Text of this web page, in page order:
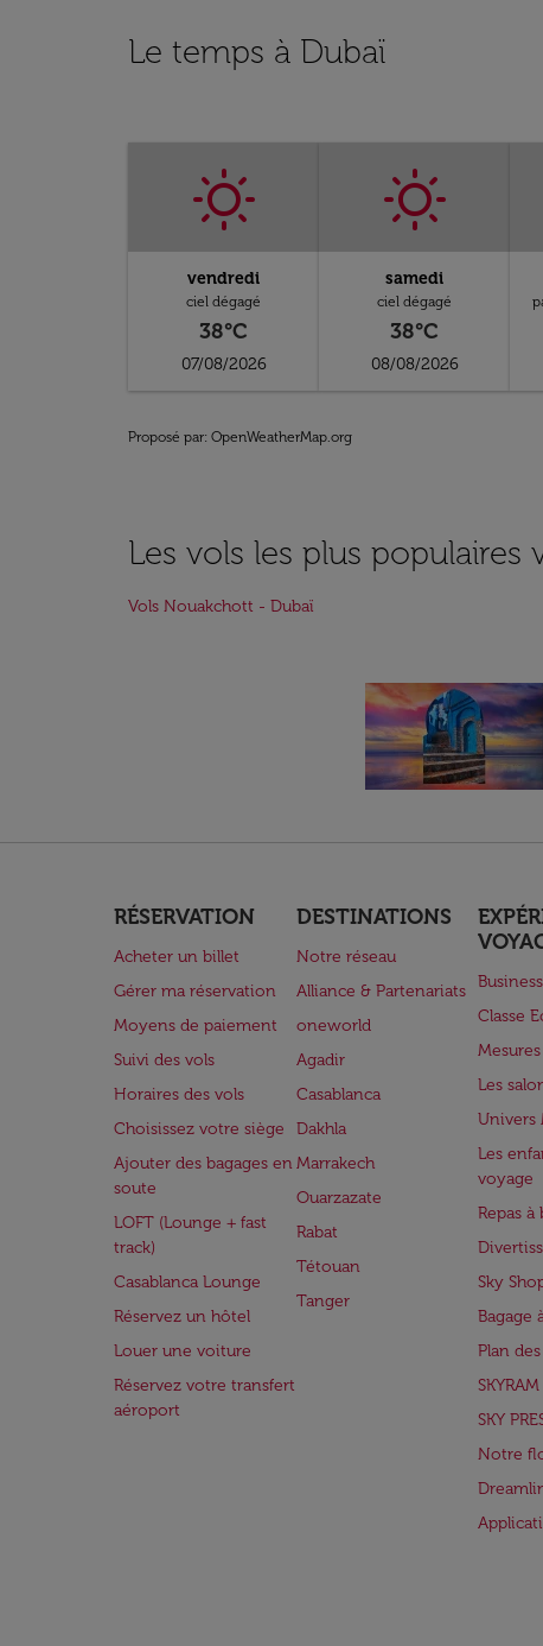
Le temps à Dubaï
vendredi
ciel dégagé
38°C
07/08/2026
samedi
ciel dégagé
38°C
08/08/2026
Proposé par: OpenWeatherMap.org
Les vols les plus populaires
Vols Nouakchott - Dubaï
RÉSERVATION
Acheter un billet
Gérer ma réservation
Moyens de paiement
Suivi des vols
Horaires des vols
Choisissez votre siège
Ajouter des bagages en
soute
LOFT (Lounge + fast
track)
Casablanca Lounge
Réservez un hôtel
Louer une voiture
Réservez votre transfert
aéroport
DESTINATIONS
Notre réseau
Alliance & Partenariats
oneworld
Agadir
Casablanca
Dakhla
Marrakech
Ouarzazate
Rabat
Tétouan
Tanger
Classe
Les
Univers
Les
voyage
Repas à
Sky
Bagage
Plan
SKYRAM
SKY
Notre